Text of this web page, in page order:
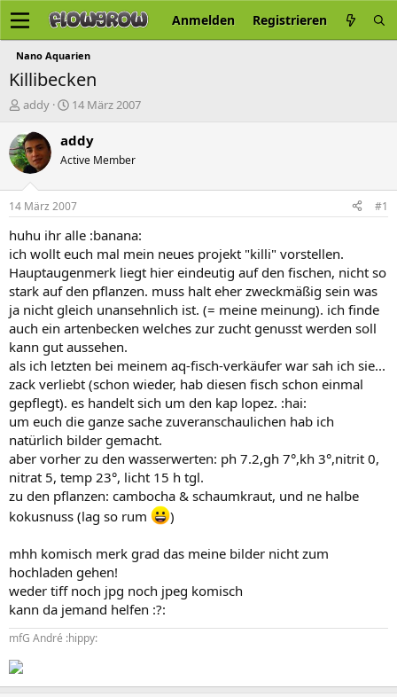
Anmelden Registrieren
Nano Aquarien
Killibecken
E
s
t
e
e
r
addy
E
s
e
l
t
a
14 März 2007
addy
Active Member
14 März 2007 #1
huhu ihr alle :banana:
ich wollt euch mal mein neues projekt "killi" vorstellen.
Hauptaugenmerk liegt hier eindeutig auf den fischen, nicht so
stark auf den pflanzen. muss halt eher zweckmäßig sein was
ja nicht gleich unansehnlich ist. (= meine meinung). ich finde
auch ein artenbecken welches zur zucht genusst werden soll
kann gut aussehen.
als ich letzten bei meinem aq-fisch-verkäufer war sah ich sie...
zack verliebt (schon wieder, hab diesen fisch schon einmal
gepflegt). es handelt sich um den kap lopez. :hai:
um euch die ganze sache zuveranschaulichen hab ich
natürlich bilder gemacht.
aber vorher zu den wasserwerten: ph 7.2,gh 7°,kh 3°,nitrit 0,
nitrat 5, temp 23°, licht 15 h tgl.
zu den pflanzen: cambocha & schaumkraut, und ne halbe
kokusnuss (lag so rum
)
mhh komisch merk grad das meine bilder nicht zum
hochladen gehen!
weder tiff noch jpg noch jpeg komisch
kann da jemand helfen :?:
mfG André :hippy: